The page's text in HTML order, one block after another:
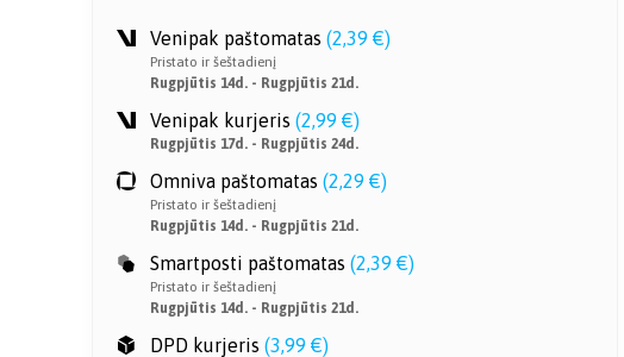
Venipak paštomatas (2,39 €)
Pristato ir šeštadienį
Rugpjūtis 14d. - Rugpjūtis 21d.
Venipak kurjeris (2,99 €)
Rugpjūtis 17d. - Rugpjūtis 24d.
Omniva paštomatas (2,29 €)
Pristato ir šeštadienį
Rugpjūtis 14d. - Rugpjūtis 21d.
Smartposti paštomatas (2,39 €)
Pristato ir šeštadienį
Rugpjūtis 14d. - Rugpjūtis 21d.
DPD kurjeris (3,99 €)